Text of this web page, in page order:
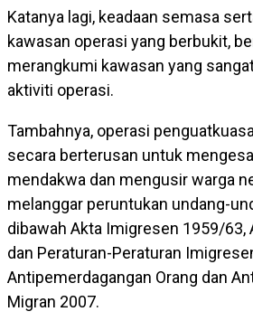
Katanya lagi, keadaan semasa
kawasan operasi yang berbukit,
merangkumi kawasan yang
aktiviti operasi.
Tambahnya, operasi
secara berterusan untuk
mendakwa dan mengusir warga
melanggar peruntukan undang-
dibawah Akta Imigresen 1959/63,
dan Peraturan-Peraturan
Antipemerdagangan Orang dan
Migran 2007.